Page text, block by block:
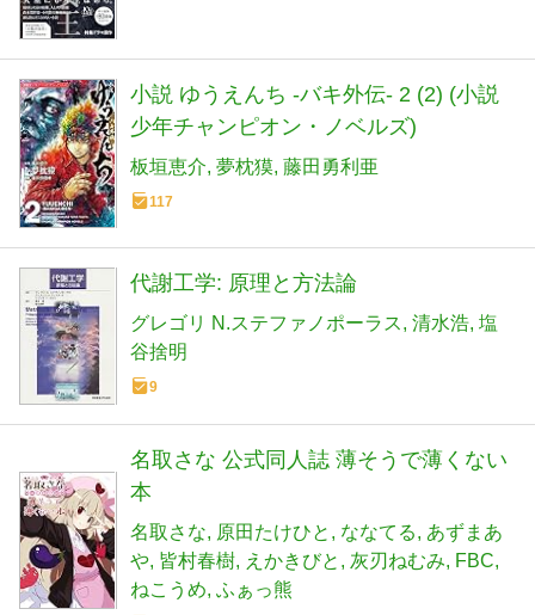
小説 ゆうえんち -バキ外伝- 2 (2) (小説
少年チャンピオン・ノベルズ)
板垣恵介 夢枕獏 藤田勇利亜
117
代謝工学: 原理と方法論
グレゴリ N.ステファノポーラス 清水浩 塩
谷捨明
9
名取さな 公式同人誌 薄そうで薄くない
本
名取さな 原田たけひと ななてる
あずまあ
や 皆村春樹 えかきびと 灰刃ねむみ
FBC
ねこうめ ふぁっ熊